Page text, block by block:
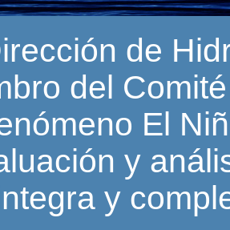
de
del
El
y
y